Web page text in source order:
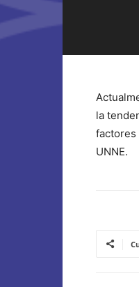
la
factores
UNNE.